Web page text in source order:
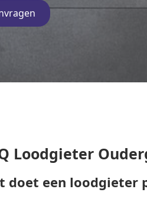
Loodgieter
doet een loodgieter